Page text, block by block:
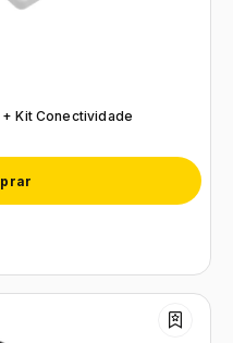
Kit Conectividade